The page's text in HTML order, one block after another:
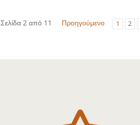
Σελίδα 2 από 11 Προηγούμενο 1 2